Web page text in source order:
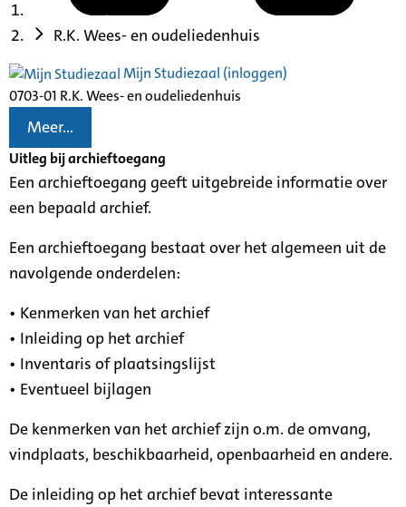
R.K. Wees- en oudeliedenhuis
Mijn Studiezaal (inloggen)
0703-01 R.K. Wees- en oudeliedenhuis
Meer...
Uitleg bij archieftoegang
Een archieftoegang geeft uitgebreide informatie over
een bepaald archief.
Een archieftoegang bestaat over het algemeen uit de
navolgende onderdelen:
• Kenmerken van het archief
• Inleiding op het archief
• Inventaris of plaatsingslijst
• Eventueel bijlagen
De kenmerken van het archief zijn o.m. de omvang,
vindplaats, beschikbaarheid, openbaarheid en andere.
De inleiding op het archief bevat interessante